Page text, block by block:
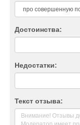
Достоинства:
Недостатки:
Текст отзыва: